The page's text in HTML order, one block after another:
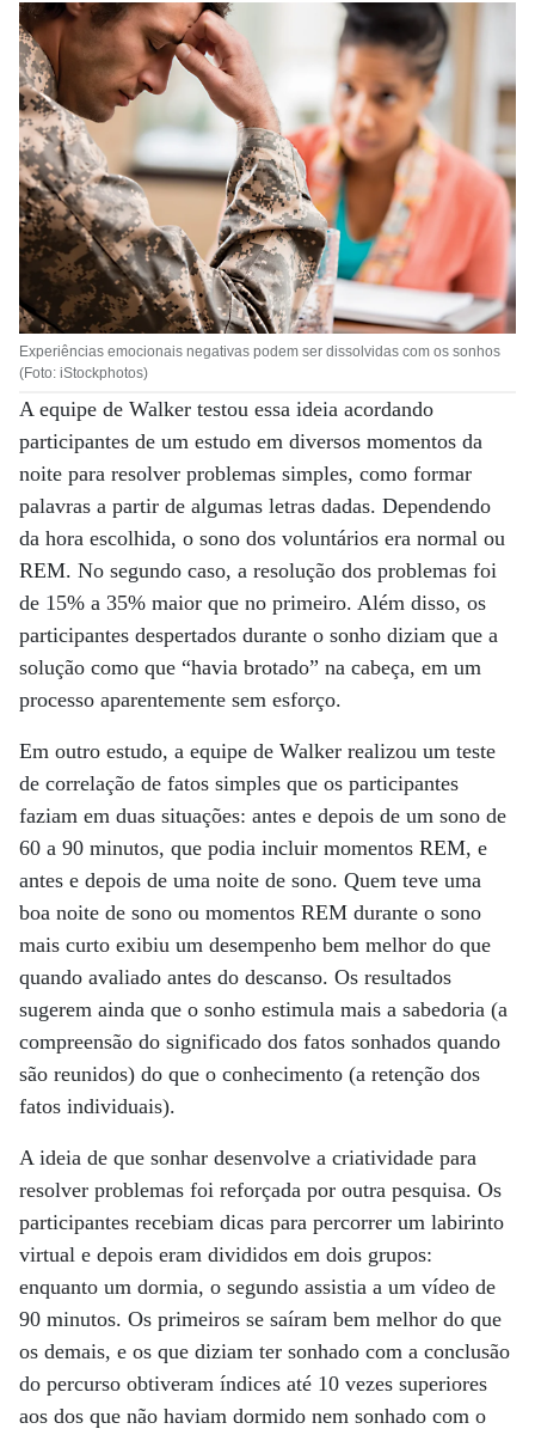
Experiências emocionais negativas podem ser dissolvidas com os sonhos
(Foto: iStockphotos)
A equipe de Walker testou essa ideia acordando
participantes de um estudo em diversos momentos da
noite para resolver problemas simples, como formar
palavras a partir de algumas letras dadas. Dependendo
da hora escolhida, o sono dos voluntários era normal ou
REM. No segundo caso, a resolução dos problemas foi
de 15% a 35% maior que no primeiro. Além disso, os
participantes despertados durante o sonho diziam que a
solução como que “havia brotado” na cabeça, em um
processo aparentemente sem esforço.
Em outro estudo, a equipe de Walker realizou um teste
de correlação de fatos simples que os participantes
faziam em duas situações: antes e depois de um sono de
60 a 90 minutos, que podia incluir momentos REM, e
antes e depois de uma noite de sono. Quem teve uma
boa noite de sono ou momentos REM durante o sono
mais curto exibiu um desempenho bem melhor do que
quando avaliado antes do descanso. Os resultados
sugerem ainda que o sonho estimula mais a sabedoria (a
compreensão do significado dos fatos sonhados quando
são reunidos) do que o conhecimento (a retenção dos
fatos individuais).
A ideia de que sonhar desenvolve a criatividade para
resolver problemas foi reforçada por outra pesquisa. Os
participantes recebiam dicas para percorrer um labirinto
virtual e depois eram divididos em dois grupos:
enquanto um dormia, o segundo assistia a um vídeo de
90 minutos. Os primeiros se saíram bem melhor do que
os demais, e os que diziam ter sonhado com a conclusão
do percurso obtiveram índices até 10 vezes superiores
aos dos que não haviam dormido nem sonhado com o